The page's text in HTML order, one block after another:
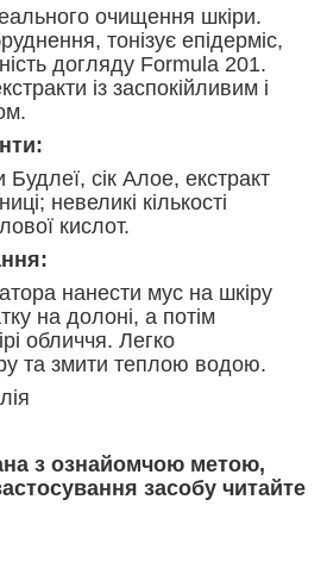
очищення шкіри.
тонізує епідерміс,
догляду Formula 201.
із заспокійливим і
Будлеї, сік Алое, екстракт
невеликі кількості
кислот.
нанести мус на шкіру
на долоні, а потім
обличчя. Легко
та змити теплою водою.
з ознайомчою метою,
засобу читайте